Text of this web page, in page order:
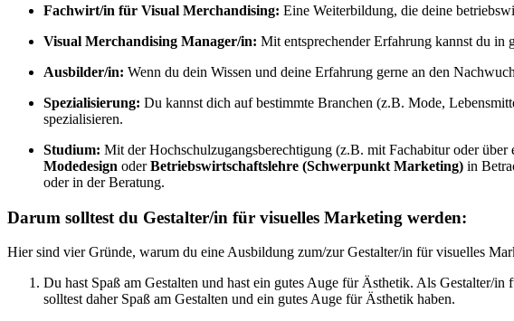
Fachwirt/in für Visual Merchandising: Eine Weiterbildung, die deine
Visual Merchandising Manager/in: Mit entsprechender Erfahrung kannst du in
Ausbilder/in: Wenn du dein Wissen und deine Erfahrung gerne an den
Spezialisierung: Du kannst dich auf bestimmte Branchen (z.B. Mode,
spezialisieren.
Studium: Mit der Hochschulzugangsberechtigung (z.B. mit Fachabitur oder
Modedesign oderBetriebswirtschaftslehre (Schwerpunkt Marketing) in
oder in der Beratung.
Darum solltest du Gestalter/in für visuelles Marketing werden:
Hier sind vier Gründe, warum du eine Ausbildung zum/zur Gestalter/in für visuelles
Du hast Spaß am Gestalten und hast ein gutes Auge für Ästhetik. Als Gestalter/
solltest daher Spaß am Gestalten und ein gutes Auge für Ästhetik haben.